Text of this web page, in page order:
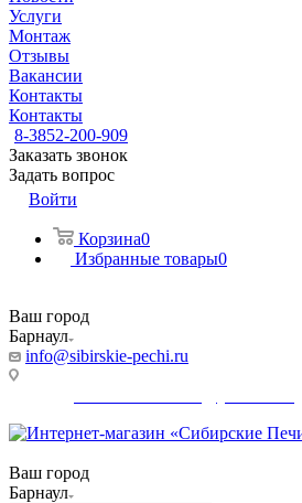
Услуги
Монтаж
Отзывы
Вакансии
Контакты
Контакты
8-3852-200-909
Заказать звонок
Задать вопрос
Войти
Корзина0
Избранные товары0
Ваш город
Барнаул
info@sibirskie-pechi.ru
Ваш город
Барнаул